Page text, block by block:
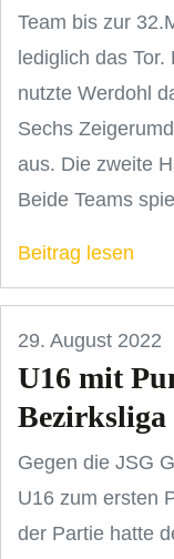
Team bis zur
lediglich das
nutzte Werdohl
Sechs
aus. Die zweite
Beide Teams
Beitrag lesen
29. August 2022
U16 mit
Bezirksliga
Gegen die JSG
U16 zum ersten
der Partie hatte